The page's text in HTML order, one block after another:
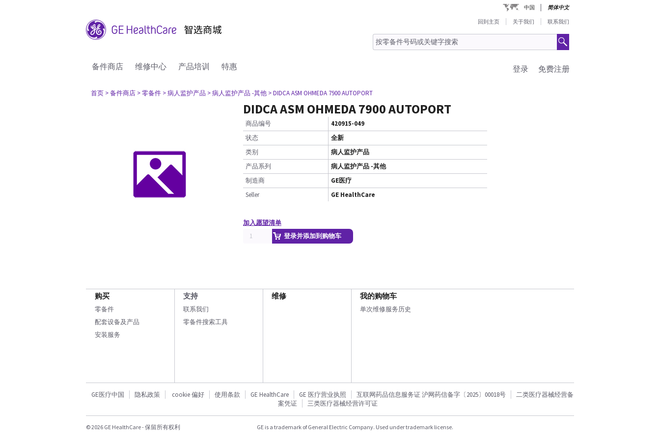
中国 简体中文
回到主页 关于我们 联系我们
备件商店 维修中心 产品培训 特惠 免费注册
登录
首页 > 备件商店 > 零备件 > 病人监护产品 > 病人监护产品 -其他 > DIDCA ASM OHMEDA 7900 AUTOPORT
DIDCA ASM OHMEDA 7900 AUTOPORT
商品编号
420915-049
状态
全新
类别
病人监护产品
产品系列
病人监护产品 -其他
制造商
GE医疗
Seller
GE HealthCare
加入愿望清单
登录并添加到购物车
购买
零备件
配套设备及产品
安装服务
支持
联系我们
零备件搜索工具
维修 我的购物车
单次维修服务历史
GE医疗中国 隐私政策 cookie 偏好 使用条款 GE HealthCare GE 医疗营业执照 互联网药品信息服务证 沪网药信备字〔2025〕00018号
二类医疗器械经营备
案凭证
三类医疗器械经营许可证
© 2026 GE HealthCare - 保留所有权利 GE is a trademark of General Electric Company. Used under trademark license.